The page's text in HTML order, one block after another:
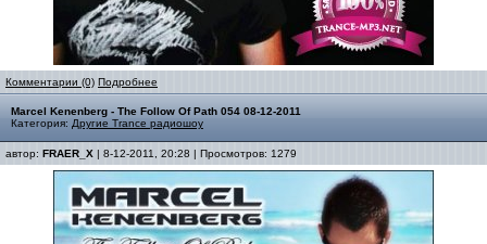
Комментарии (0) Подробнее
Marcel Kenenberg - The Follow Of Path 054 08-12-2011
Категория: Другие Trance радиошоу
автор: FRAER_X | 8-12-2011, 20:28 | Просмотров: 1279